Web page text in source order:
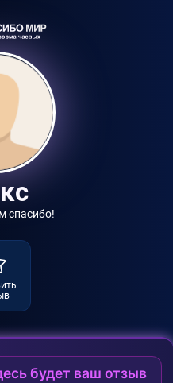
спасибо!
будет ваш отзыв